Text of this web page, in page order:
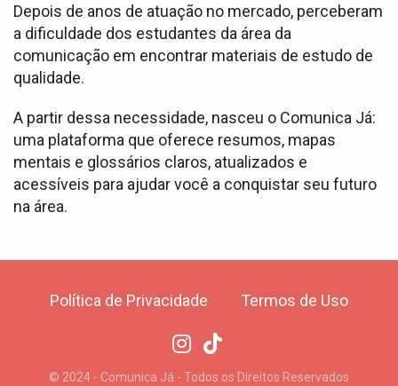
Depois de anos de atuação no mercado, perceberam
a dificuldade dos estudantes da área da
comunicação em encontrar materiais de estudo de
qualidade.
A partir dessa necessidade, nasceu o Comunica Já:
uma plataforma que oferece resumos, mapas
mentais e glossários claros, atualizados e
acessíveis para ajudar você a conquistar seu futuro
na área.
Política de Privacidade Termos de Uso
© 2024 - Comunica Já - Todos os Direitos Reservados